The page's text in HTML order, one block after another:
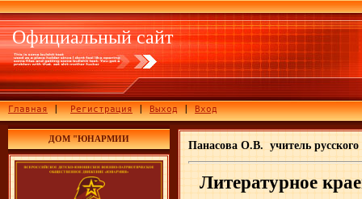
Официальный сайт
Главная |Регистрация|Выход|Вход
ДОМ "ЮНАРМИИ
Панасова О.В. учитель
Литературное